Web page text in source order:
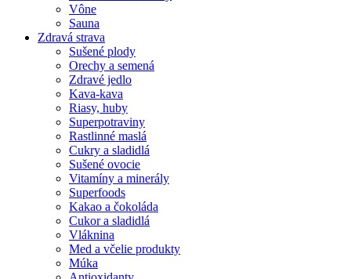
Vône
Sauna
Zdravá strava
Sušené plody
Orechy a semená
Zdravé jedlo
Kava-kava
Riasy, huby
Superpotraviny
Rastlinné maslá
Cukry a sladidlá
Sušené ovocie
Vitamíny a minerály
Superfoods
Kakao a čokoláda
Cukor a sladidlá
Vláknina
Med a včelie produkty
Múka